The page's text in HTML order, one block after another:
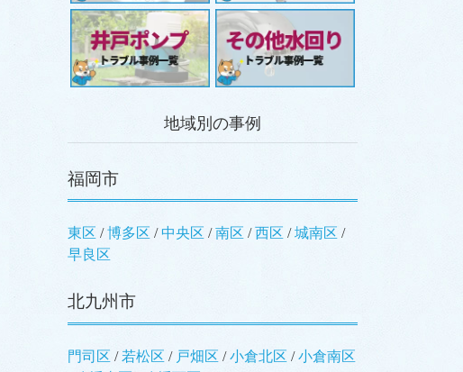
地域別の事例
福岡市
東区 /博多区 /中央区 /南区 /西区 /城南区 /
早良区
北九州市
門司区 / 若松区 / 戸畑区 /小倉北区 /小倉南区